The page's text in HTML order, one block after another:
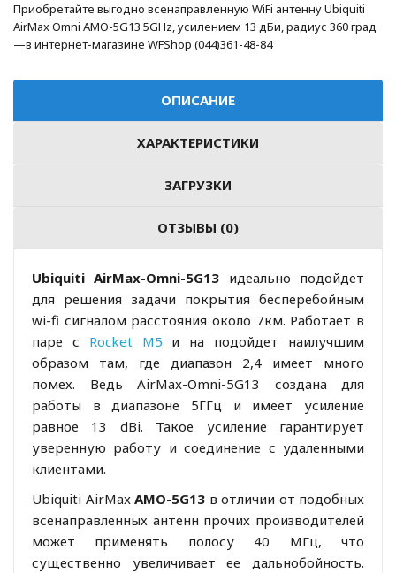
Приобретайте выгодно всенаправленную WiFi антенну Ubiquiti
AirMax Omni AMO-5G13 5GHz, усилением 13 дБи, радиус 360 град
—в интернет-магазине WFShop (044)361-48-84
ОПИСАНИЕ
ХАРАКТЕРИСТИКИ
ЗАГРУЗКИ
ОТЗЫВЫ (0)
Ubiquiti AirMax-Omni-5G13 идеально подойдет
для решения задачи покрытия бесперебойным
wi-fi сигналом расстояния около 7км. Работает в
паре с Rocket M5 и на подойдет наилучшим
образом там, где диапазон 2,4 имеет много
помех. Ведь AirMax-Omni-5G13 создана для
работы в диапазоне 5ГГц и имеет усиление
равное 13 dBi. Такое усиление гарантирует
уверенную работу и соединение с удаленными
клиентами.
Ubiquiti AirMax AMO-5G13 в отличии от подобных
всенаправленных антенн прочих производителей
может применять полосу 40 МГц, что
существенно увеличивает ее дальнобойность.